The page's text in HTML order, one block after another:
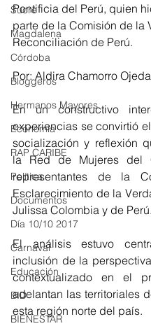
Sucre
Magdalena
Córdoba
Bloggeros
Hermanos Mayores
Economía
RAP CARIBE
Política
Documentos
Día 10/10 2017
Carnaval
Educación
BID
BIENESTAR
Pontificia del Perú, quien
parte de la Comisión de la
Reconciliación de Perú.
Por: Aldira Chamorro Ojeda
En un constructivo
experiencias se convirtió
socialización y reflexión
la Red de Mujeres del
representantes de la
Esclarecimiento de la
Julissa Colombia y de Perú.
El análisis estuvo
inclusión de la
contextualizado en el
adelantan las territoriales
esta región norte del país.